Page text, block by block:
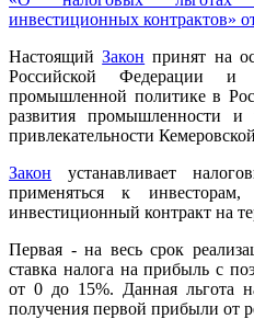
инвестиционных контрактов»
НастоящийЗакон принят на
Российской Федерации и
промышленной политике в
развития промышленности и
привлекательности
Закон устанавливает
применяться к
инвестиционный контракт на
Первая - на весь срок
ставка налога на прибыль с
от 0 до 15%. Данная льгота
получения первой прибыли от